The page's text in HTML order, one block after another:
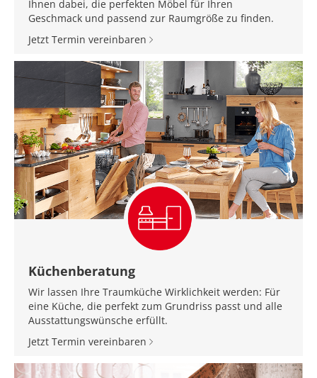
Ihnen dabei, die perfekten Möbel für Ihren
Geschmack und passend zur Raumgröße zu finden.
Jetzt Termin vereinbaren
Küchenberatung
Wir lassen Ihre Traumküche Wirklichkeit werden: Für
eine Küche, die perfekt zum Grundriss passt und alle
Ausstattungswünsche erfüllt.
Jetzt Termin vereinbaren